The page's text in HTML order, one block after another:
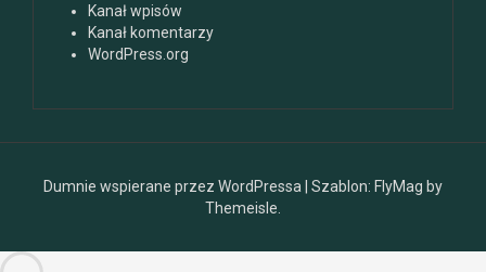
Kanał wpisów
Kanał komentarzy
WordPress.org
Dumnie wspierane przez WordPressa Szablon: FlyMag by
Themeisle.